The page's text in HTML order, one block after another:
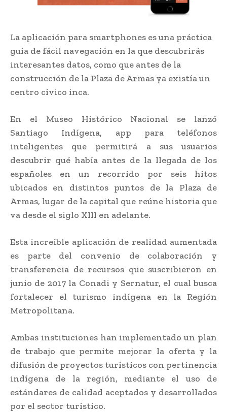
La aplicación para smartphones es una práctica
guía de fácil navegación en la que descubrirás
interesantes datos, como que antes de la
construcción de la Plaza de Armas ya existía un
centro cívico inca.
En el Museo Histórico Nacional se lanzó
Santiago Indígena, app para teléfonos
inteligentes que permitirá a sus usuarios
descubrir qué había antes de la llegada de los
españoles en un recorrido por seis hitos
ubicados en distintos puntos de la Plaza de
Armas, lugar de la capital que reúne historia que
va desde el siglo XIII en adelante.
Esta increíble aplicación de realidad aumentada
es parte del convenio de colaboración y
transferencia de recursos que suscribieron en
junio de 2017 la Conadi y Sernatur, el cual busca
fortalecer el turismo indígena en la Región
Metropolitana.
Ambas instituciones han implementado un plan
de trabajo que permite mejorar la oferta y la
difusión de proyectos turísticos con pertinencia
indígena de la región, mediante el uso de
estándares de calidad aceptados y desarrollados
por el sector turístico.